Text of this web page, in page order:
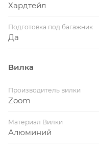
Хардтейл
Подготовка под багажник
Да
Вилка
Производитель вилки
Zoom
Материал Вилки
Алюминий